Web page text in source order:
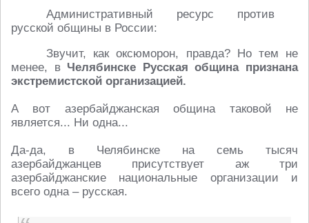
Административный ресурс против
русской общины в России:
Звучит, как оксюморон, правда? Но тем не
менее, в Челябинске Русская община признана
экстремистской организацией.
А вот азербайджанская община таковой не
является... Ни одна...
Да-да, в Челябинске на семь тысяч
азербайджанцев присутствует аж три
азербайджанские национальные организации и
всего одна – русская.